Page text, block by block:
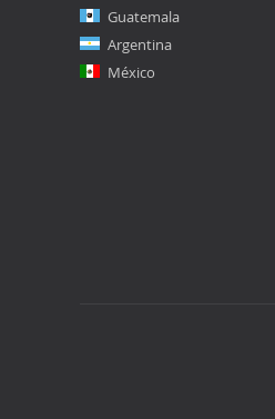
Guatemala
Argentina
México